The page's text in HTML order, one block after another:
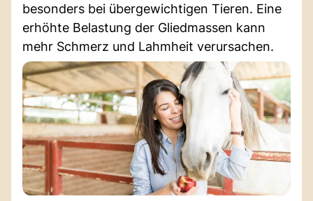
besonders bei übergewichtigen Tieren. Eine
erhöhte Belastung der Gliedmassen kann
mehr Schmerz und Lahmheit verursachen.